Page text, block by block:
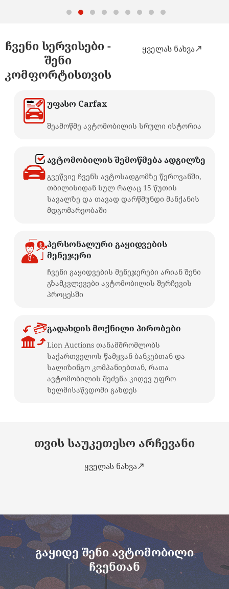
ჩვენი სერვისები -
შენი
კომფორტისთვის
ყველას ნახვა
Carfax უფასო Carfax
შეამოწმე ავტომობილის სრული ისტორია
ავტომობილის შემოწმება ადგილზე
გვეწვიე ჩვენს ავტოსადგომზე წეროვანში,
თბილისიდან სულ რაღაც 15 წუთის
სავალზე და თავად დარწმუნდი მანქანის
მდგომარეობაში
პერსონალური გაყიდვების
მენეჯერი
ჩვენი გაყიდვების მენეჯერები არიან შენი
გზამკვლევები ავტომობილის შერჩევის
პროცესში
გადახდის მოქნილი პირობები
Lion Auctions თანამშრომლობს
საქართველოს წამყვან ბანკებთან და
სალიზინგო კომპანიებთან, რათა
ავტომობილის შეძენა კიდევ უფრო
ხელმისაწვდომი გახდეს
თვის საუკეთესო არჩევანი
ყველას ნახვა
გაყიდე შენი ავტომობილი
ჩვენთან